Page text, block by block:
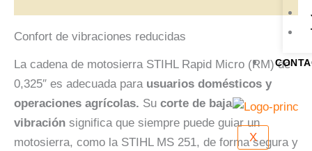
X
Confort de vibraciones reducidas
La cadena de motosierra STIHL Rapid Micro (RM) de
0,325″ es adecuada para usuarios domésticos y
operaciones agrícolas. Su corte de baja
vibración significa que siempre puede guiar un
motosierra, como la STIHL MS 251, de forma segura y